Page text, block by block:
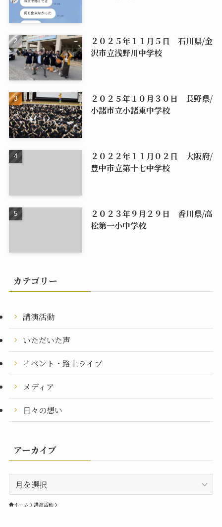
２０２５年１１月５日 石川県/金
沢市立浅野川中学校
２０２５年１０月３０日 長野県/
小諸市立小諸東中学校
２０２２年１１月０２日 大阪府/
豊中市立第十七中学校
２０２３年９月２９日 香川県/高
松第一小中学校
カテゴリー
講演活動
いただいた声
イベント・路上ライブ
メディア
日々の想い
アーカイブ
ー
カホーム 講演活動